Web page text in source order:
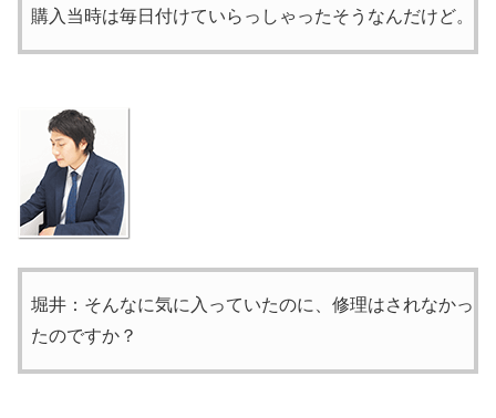
購入当時は毎日付けていらっしゃったそうなんだけど。
堀井：そんなに気に入っていたのに、修理はされなかっ
たのですか？